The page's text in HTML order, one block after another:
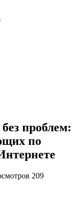
проблем:
по
209